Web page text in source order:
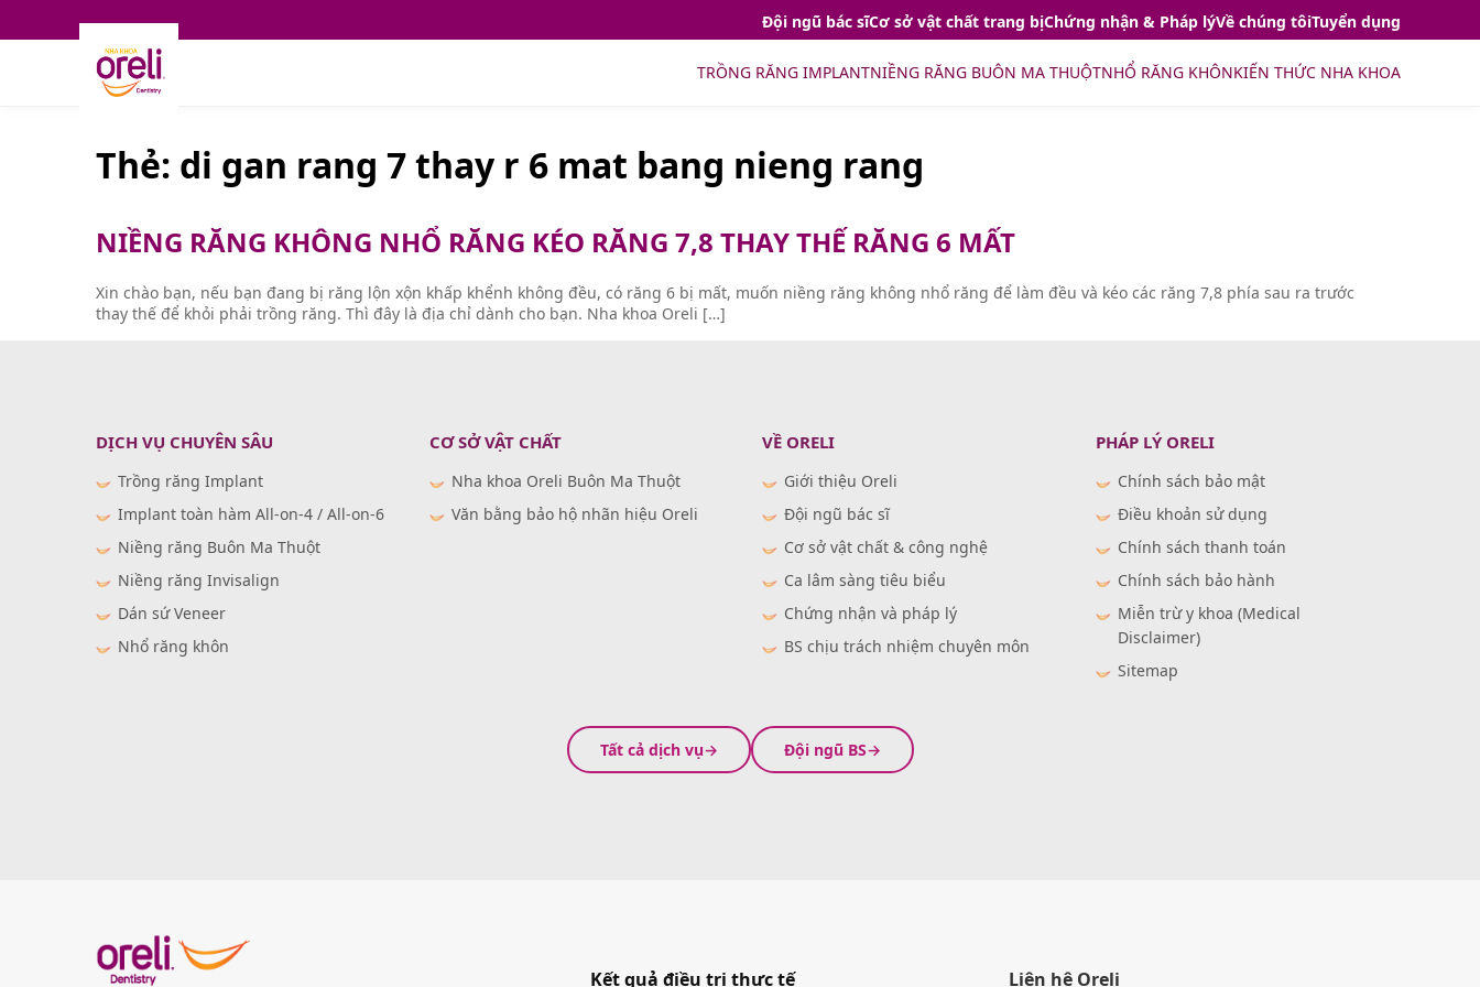
Đội ngũ bác sĩCơ sở vật chất trang bịChứng nhận & Pháp lýVề chúng tôiTuyển dụng
TRỒNG RĂNG IMPLANTNIỀNG RĂNG BUÔN MA THUỘTNHỔ RĂNG KHÔNKIẾN THỨC NHA KHOA
Thẻ: di gan rang 7 thay r 6 mat bang nieng rang
NIỀNG RĂNG KHÔNG NHỔ RĂNG KÉO RĂNG 7,8 THAY THẾ RĂNG 6 MẤT
Xin chào bạn, nếu bạn đang bị răng lộn xộn khấp khểnh không đều, có răng 6 bị mất, muốn niềng răng không nhổ răng để làm đều và kéo các răng 7,8 phía sau ra trước
thay thế để khỏi phải trồng răng. Thì đây là địa chỉ dành cho bạn. Nha khoa Oreli […]
DỊCH VỤ CHUYÊN SÂU
Trồng răng Implant
Implant toàn hàm All-on-4 / All-on-6
Niềng răng Buôn Ma Thuột
Niềng răng Invisalign
Dán sứ Veneer
Nhổ răng khôn
CƠ SỞ VẬT CHẤT
Nha khoa Oreli Buôn Ma Thuột
Văn bằng bảo hộ nhãn hiệu Oreli
VỀ ORELI
Giới thiệu Oreli
Đội ngũ bác sĩ
Cơ sở vật chất & công nghệ
Ca lâm sàng tiêu biểu
Chứng nhận và pháp lý
BS chịu trách nhiệm chuyên môn
PHÁP LÝ ORELI
Chính sách bảo mật
Điều khoản sử dụng
Chính sách thanh toán
Chính sách bảo hành
Miễn trừ y khoa (Medical
Disclaimer)
Sitemap
Tất cả dịch vụ Đội ngũ BS
Kết quả điều trị thực tế Liên hệ Oreli